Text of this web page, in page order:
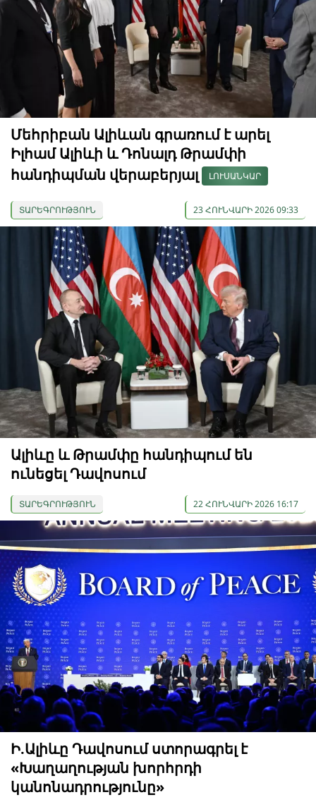
Մեհրիբան Ալիևան գրառում է արել
Իլհամ Ալիևի և Դոնալդ Թրամփի
հանդիպման վերաբերյալ
ԼՈՒՍԱՆԿԱՐ
ՏԱՐԵԳՐՈՒԹՅՈՒՆ 23 ՀՈՒՆՎԱՐԻ 2026 09:33
Ալիևը և Թրամփը հանդիպում են
ունեցել Դավոսում
ՏԱՐԵԳՐՈՒԹՅՈՒՆ 22 ՀՈՒՆՎԱՐԻ 2026 16:17
Ի.Ալիևը Դավոսում ստորագրել է
«Խաղաղության խորհրդի
կանոնադրությունը»